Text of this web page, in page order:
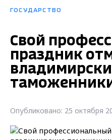
ГОСУДАРСТВО
Свой
праздник
Опубликовано: 25 октября